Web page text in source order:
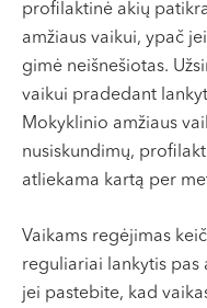
profilaktinė akių
amžiaus vaikui, ypač
gimė neišnešiotas.
vaikui pradedant
Mokyklinio amžiaus
nusiskundimų,
atliekama kartą per
Vaikams regėjimas
reguliariai lankytis pas
jei pastebite, kad